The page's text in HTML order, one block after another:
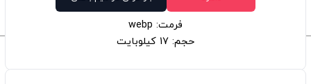
فرمت: webp
حجم: 17 کیلوبایت